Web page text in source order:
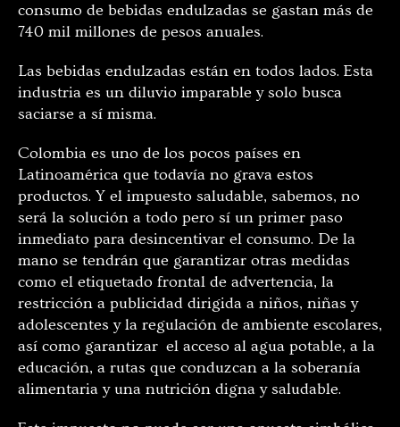
consumo de bebidas endulzadas se gastan más de
740 mil millones de pesos anuales.
Las bebidas endulzadas están en todos lados. Esta
industria es un diluvio imparable y solo busca
saciarse a sí misma.
Colombia es uno de los pocos países en
Latinoamérica que todavía no grava estos
productos. Y el impuesto saludable, sabemos, no
será la solución a todo pero sí un primer paso
inmediato para desincentivar el consumo. De la
mano se tendrán que garantizar otras medidas
como el etiquetado frontal de advertencia, la
restricción a publicidad dirigida a niños, niñas y
adolescentes y la regulación de ambiente escolares,
así como garantizar el acceso al agua potable, a la
educación, a rutas que conduzcan a la soberanía
alimentaria y una nutrición digna y saludable.